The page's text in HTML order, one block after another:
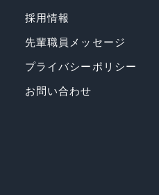
採用情報
先輩職員メッセージ
プライバシーポリシー
お問い合わせ